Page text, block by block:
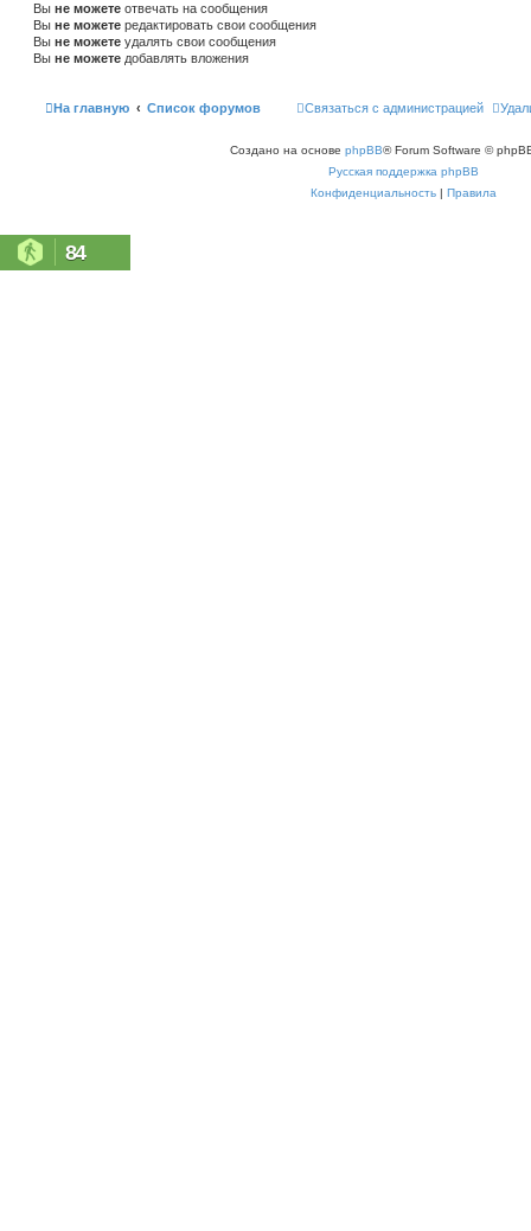
Вы не можете отвечать на сообщения
Вы не можете редактировать свои сообщения
Вы не можете удалять свои сообщения
Вы не можете добавлять вложения
На главную Список форумов Связаться с администрацией
Создано на основе phpBB® Forum Software ©
Русская поддержка phpBB
Конфиденциальность | Правила
84